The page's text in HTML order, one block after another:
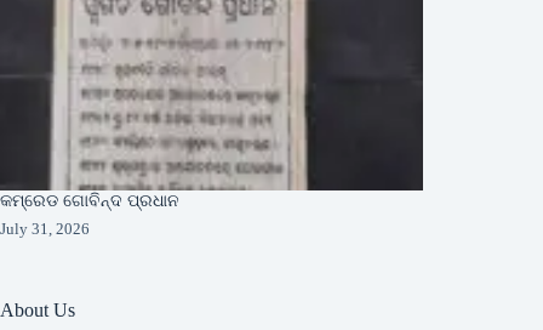
କମ୍ରେଡ ଗୋବିନ୍ଦ ପ୍ରଧାନ
July 31, 2026
About Us